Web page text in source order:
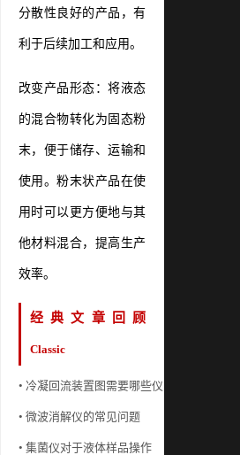
分散性良好的产品，有
利于后续加工和应用。
改变产品形态：将液态
的混合物转化为固态粉
末，便于储存、运输和
使用。粉末状产品在使
用时可以更方便地与其
他材料混合，提高生产
效率。
经典文章回顾
Classic
• 冷凝回流装置图需要哪些仪器和参数介绍
• 微波消解仪的常见问题
• 集菌仪对于液体样品操作